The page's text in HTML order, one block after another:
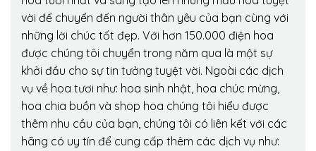
vời để chuyển đến người thân yêu của bạn cùng với
những lời chúc tốt đẹp. Với hơn 150.000 điện hoa
được chúng tôi chuyển trong năm qua là một sự
khởi đầu cho sự tin tưởng tuyệt vời. Ngoài các dịch
vụ về hoa tươi như: hoa sinh nhật, hoa chúc mừng,
hoa chia buồn và shop hoa chúng tôi hiểu được
thêm nhu cầu của bạn, chúng tôi có liên kết với các
hãng có uy tín để cung cấp thêm các dịch vụ như: